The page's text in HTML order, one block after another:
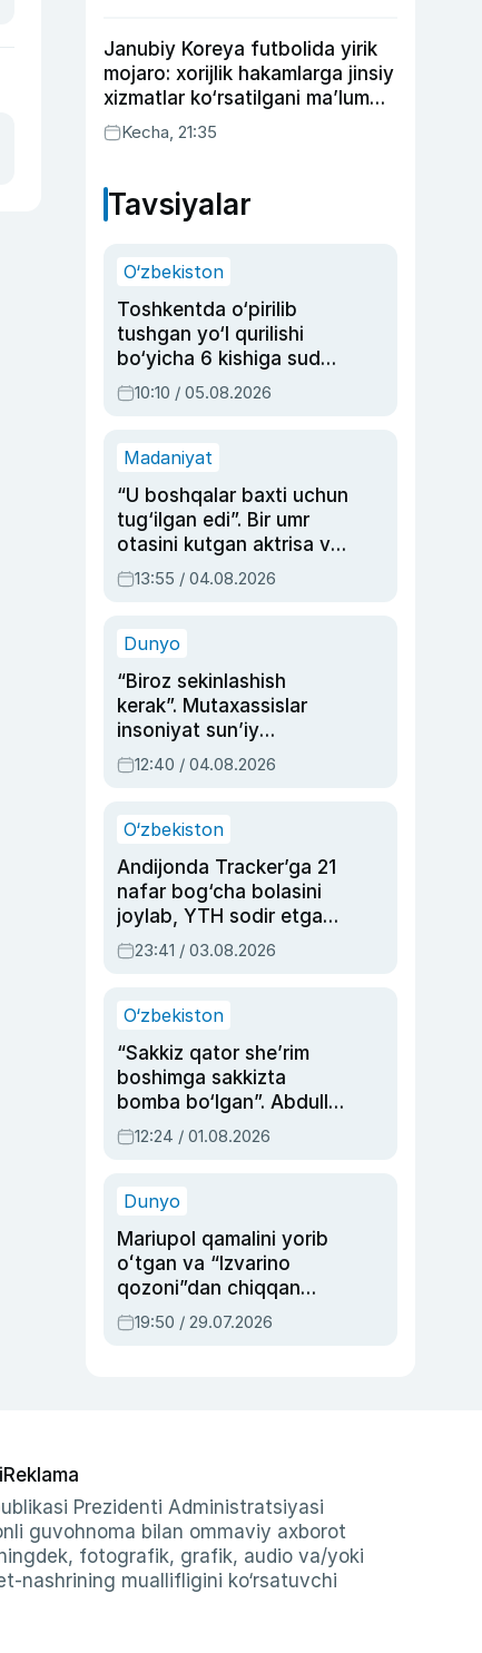
Janubiy Koreya futbolida yirik
mojaro: xorijlik hakamlarga jinsiy
xizmatlar ko‘rsatilgani ma’lum
qilindi
Kecha, 21:35
Tavsiyalar
O‘zbekiston
Toshkentda o‘pirilib
tushgan yo‘l qurilishi
bo‘yicha 6 kishiga sud
hukmi o‘qildi
10:10 / 05.08.2026
Madaniyat
“U boshqalar baxti uchun
tug‘ilgan edi”. Bir umr
otasini kutgan aktrisa va
dublyaj ustasi Rimma
Ahmedovaning
13:55 / 04.08.2026
Dunyo
“Biroz sekinlashish
kerak”. Mutaxassislar
insoniyat sun’iy
intellektni boshqara
olmay qolishidan xavotir
12:40 / 04.08.2026
O‘zbekiston
Andijonda Tracker’ga 21
nafar bog‘cha bolasini
joylab, YTH sodir etgan
ayolga sud hukmi o‘qildi
23:41 / 03.08.2026
O‘zbekiston
“Sakkiz qator she’rim
boshimga sakkizta
bomba bo‘lgan”. Abdulla
Oripovni siyosiy
ayblovlardan asrab
12:24 / 01.08.2026
Dunyo
Mariupol qamalini yorib
oʻtgan va “Izvarino
qozoni”dan chiqqan
qahramon — Ukraina
armiyasi bosh
19:50 / 29.07.2026
Reklama
Prezidenti Administratsiyasi
guvohnoma bilan ommaviy axborot
fotografik, grafik, audio va/yoki
nashrining muallifligini ko‘rsatuvchi